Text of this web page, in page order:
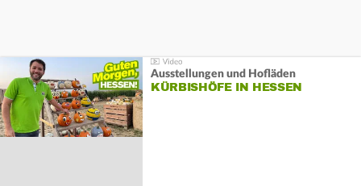
Ausstellungen und Hofläden
KÜRBISHÖFE IN HESSEN